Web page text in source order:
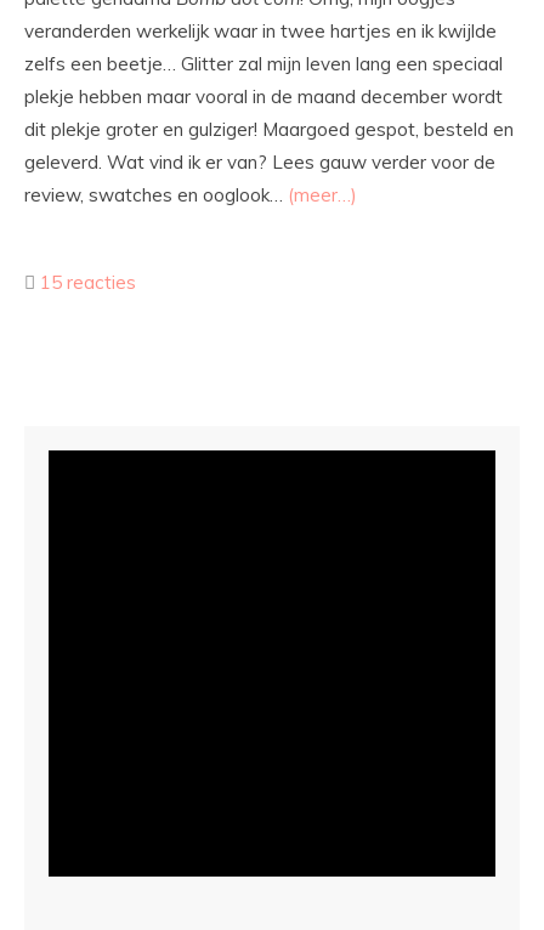
veranderden werkelijk waar in twee hartjes en ik kwijlde
zelfs een beetje… Glitter zal mijn leven lang een speciaal
plekje hebben maar vooral in de maand december wordt
dit plekje groter en gulziger! Maargoed gespot, besteld en
geleverd. Wat vind ik er van? Lees gauw verder voor de
review, swatches en ooglook… (meer…)
15 reacties